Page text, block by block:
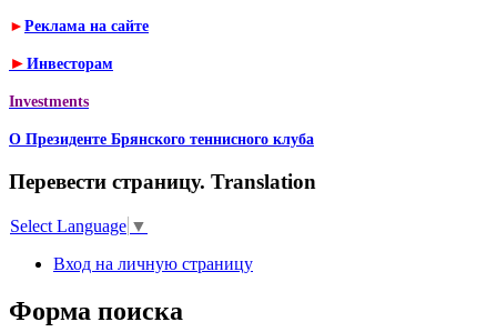
► Реклама на сайте
► Инвесторам
Investments
О Президенте Брянского теннисного клуба
Перевести страницу. Translation
Select Language ▼
Вход на личную страницу
Форма поиска